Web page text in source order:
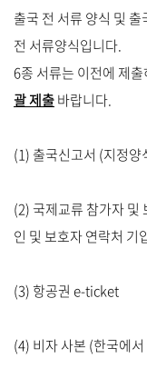
출국 전 서류 양식 및
전 서류양식입니다.
6종 서류는 이전에 제
괄 제출바랍니다.
(1) 출국신고서 (지정양
(2) 국제교류 참가자 및
인 및 보호자 연락처 기
(3) 항공권 e-ticket
(4) 비자 사본 (한국에